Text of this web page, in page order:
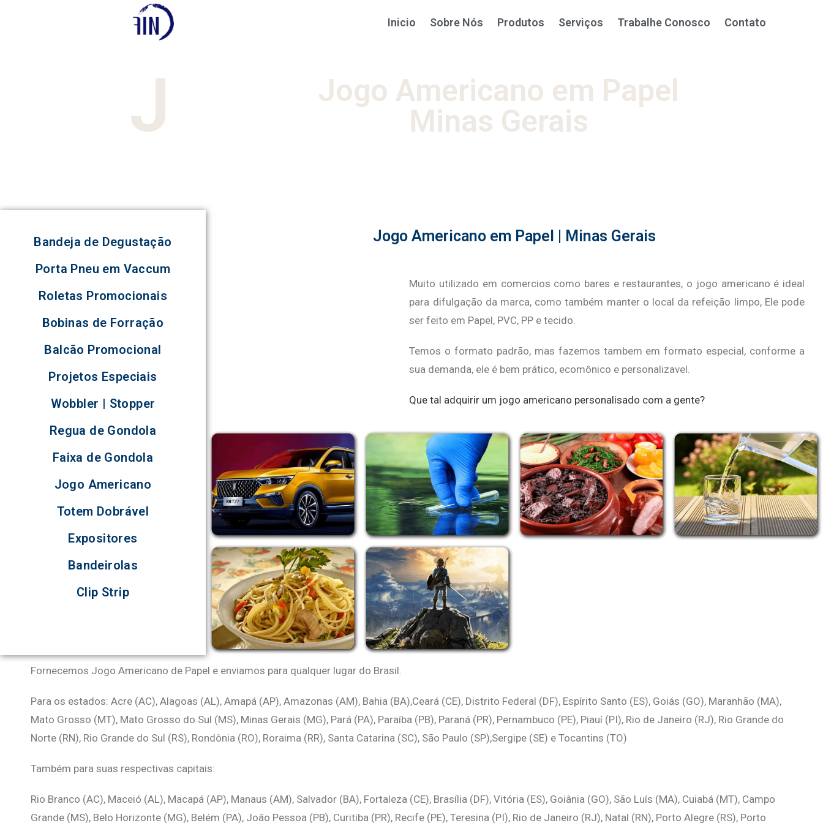
Inicio Sobre Nós Produtos Serviços Trabalhe Conosco Contato
J
Jogo Americano em Papel
Minas Gerais
Bandeja de Degustação
Porta Pneu em Vaccum
Roletas Promocionais
Bobinas de Forração
Balcão Promocional
Projetos Especiais
Wobbler | Stopper
Regua de Gondola
Faixa de Gondola
Jogo Americano
Totem Dobrável
Expositores
Bandeirolas
Clip Strip
Jogo Americano em Papel | Minas Gerais
Muito utilizado em comercios como bares e restaurantes, o jogo americano é ideal
para difulgação da marca, como também manter o local da refeição limpo, Ele pode
ser feito em Papel, PVC, PP e tecido.
Temos o formato padrão, mas fazemos tambem em formato especial, conforme a
sua demanda, ele é bem prático, ecomônico e personalizavel.
Que tal adquirir um jogo americano personalisado com a gente?
Fornecemos Jogo Americano de Papel e enviamos para qualquer lugar do Brasil.
Para os estados: Acre (AC), Alagoas (AL), Amapá (AP), Amazonas (AM), Bahia (BA),Ceará (CE), Distrito Federal (DF), Espírito Santo (ES), Goiás (GO), Maranhão (MA),
Mato Grosso (MT), Mato Grosso do Sul (MS), Minas Gerais (MG), Pará (PA), Paraíba (PB), Paraná (PR), Pernambuco (PE), Piauí (PI), Rio de Janeiro (RJ), Rio Grande do
Norte (RN), Rio Grande do Sul (RS), Rondônia (RO), Roraima (RR), Santa Catarina (SC), São Paulo (SP),Sergipe (SE) e Tocantins (TO)
Também para suas respectivas capitais:
Rio Branco (AC), Maceió (AL), Macapá (AP), Manaus (AM), Salvador (BA), Fortaleza (CE), Brasília (DF), Vitória (ES), Goiânia (GO), São Luís (MA), Cuiabá (MT), Campo
Grande (MS), Belo Horizonte (MG), Belém (PA), João Pessoa (PB), Curitiba (PR), Recife (PE), Teresina (PI), Rio de Janeiro (RJ), Natal (RN), Porto Alegre (RS), Porto